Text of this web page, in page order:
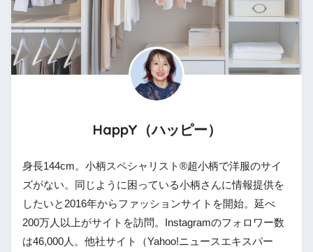
HappY（ハッピー）
身長144cm。小柄スペシャリスト®︎超小柄で洋服のサイ
ズがない。同じように困っている小柄さんに情報提供を
したいと2016年からファッションサイトを開始。延べ
200万人以上がサイトを訪問。Instagramのフォロワー数
は46,000人。他社サイト（Yahoo!ニュースエキスパー